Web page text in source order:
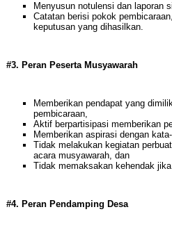
Menyusun notulensi dan laporan
Catatan berisi pokok
keputusan yang dihasilkan.
#3. Peran Peserta Musyawarah
Memberikan pendapat yang
pembicaraan,
Aktif berpartisipasi memberikan
Memberikan aspirasi dengan
Tidak melakukan kegiatan
acara musyawarah, dan
Tidak memaksakan kehendak
#4. Peran Pendamping Desa